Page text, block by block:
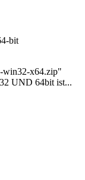
bit
win32-x64.zip"
UND 64bit ist...